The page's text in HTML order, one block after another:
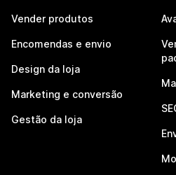
Vender produtos
Encomendas e envio
Design da loja
Marketing e conversão
Gestão da loja